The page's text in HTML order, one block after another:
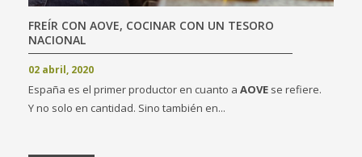
FREÍR CON AOVE, COCINAR CON UN TESORO
NACIONAL
02 abril, 2020
España es el primer productor en cuanto a AOVE se refiere.
Y no solo en cantidad. Sino también en...